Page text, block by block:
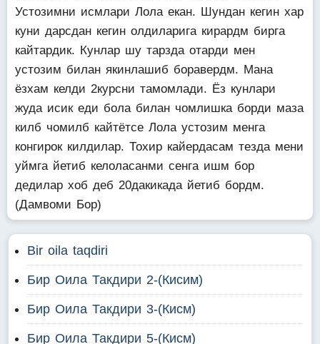
Устозимни исмлари Лола екан. Шундан кегин хар
куни дарсдан кегин олдиларига кирардм бирга
кайтардик. Кунлар шу тарзда отарди мен
устозим билан якинлашиб боравердм. Мана
ёзхам келди 2курсни тамомлади. Ёз кунлари
жуда исик еди бола билан чомлишка борди маза
килб чомилб кайтётсе Лола устозим менга
конгирок килдилар. Тохир кайердасам тезда мени
уймга йетиб келоласанми сенга ишм бор
дедилар хоб деб 20дакикада йетиб бордм.
(Дамвоми Бор)
Bir oila taqdiri
Бир Оила Такдири 2-(Кисим)
Бир Оила Такдири 3-(Кисм)
Бир Оила Такдири 5-(Кисм)